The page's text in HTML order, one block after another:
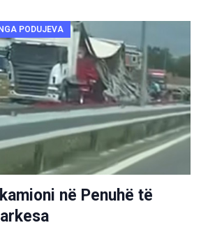
PODUJEVA
në Penuhë të